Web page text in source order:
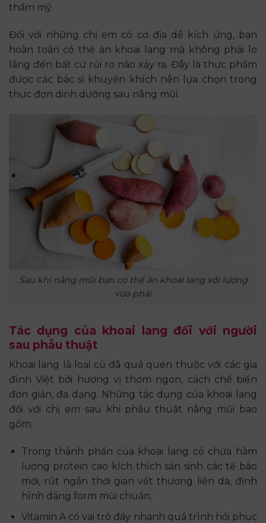
thẩm mỹ.
Đối với những chị em có cơ địa dễ kích ứng, bạn
hoàn toàn có thể ăn khoai lang mà không phải lo
lắng đến bất cứ rủi ro nào xảy ra. Đây là thực phẩm
được các bác sĩ khuyến khích nên lựa chọn trong
thực đơn dinh dưỡng sau nâng mũi.
Sau khi nâng mũi bạn có thể ăn khoai lang với lượng
vừa phải
Tác dụng của khoai lang đối với người
sau phẫu thuật
Khoai lang là loại củ đã quá quen thuộc với các gia
đình Việt bởi hương vị thơm ngon, cách chế biến
đơn giản, đa dạng. Những tác dụng của khoai lang
đối với chị em sau khi phẫu thuật nâng mũi bao
gồm:
Trong thành phần của khoai lang có chứa hàm
lượng protein cao kích thích sản sinh các tế bào
mới, rút ngắn thời gian vết thương liền da, định
hình dáng form mũi chuẩn.
Vitamin A có vai trò đẩy nhanh quá trình hồi phục